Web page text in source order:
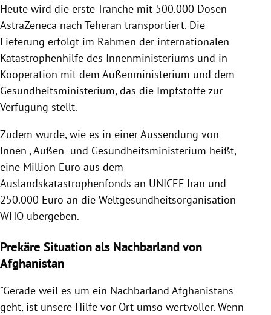
Heute wird die erste Tranche mit 500.000 Dosen
AstraZeneca nach Teheran transportiert. Die
Lieferung erfolgt im Rahmen der internationalen
Katastrophenhilfe des Innenministeriums und in
Kooperation mit dem Außenministerium und dem
Gesundheitsministerium, das die Impfstoffe zur
Verfügung stellt.
Zudem wurde, wie es in einer Aussendung von
Innen-, Außen- und Gesundheitsministerium heißt,
eine Million Euro aus dem
Auslandskatastrophenfonds an UNICEF Iran und
250.000 Euro an die Weltgesundheitsorganisation
WHO übergeben.
Prekäre Situation als Nachbarland von
Afghanistan
"Gerade weil es um ein Nachbarland Afghanistans
geht, ist unsere Hilfe vor Ort umso wertvoller. Wenn